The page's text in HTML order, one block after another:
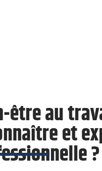
être au
et
?